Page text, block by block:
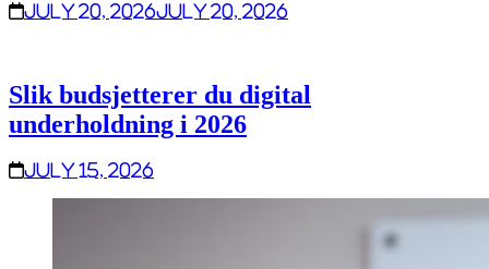
July 20, 2026July 20, 2026
Slik budsjetterer du digital
underholdning i 2026
July 15, 2026